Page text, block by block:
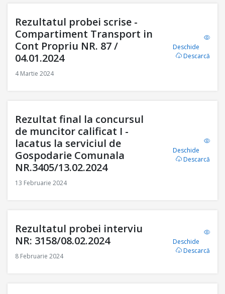
Rezultatul probei scrise -
Compartiment Transport in
Cont Propriu NR. 87 /
04.01.2024
4 Martie 2024
Deschide
Descarcă
Rezultat final la concursul
de muncitor calificat I -
lacatus la serviciul de
Gospodarie Comunala
NR.3405/13.02.2024
13 Februarie 2024
Deschide
Descarcă
Rezultatul probei interviu
NR: 3158/08.02.2024
8 Februarie 2024
Deschide
Descarcă